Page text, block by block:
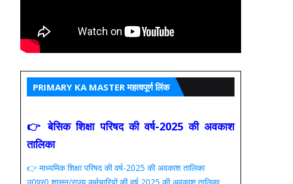
PRIMARY KA MASTER महत्वपूर्ण लिंक
👉 बेसिक शिक्षा परिषद की वर्ष-2025 की अवकाश
तालिका
👉 माध्यमिक शिक्षा परिषद की वर्ष-2025 की अवकाश तालिका